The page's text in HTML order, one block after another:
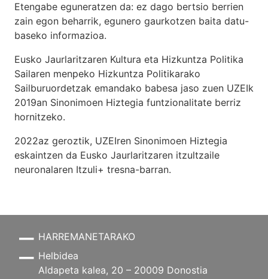
Etengabe eguneratzen da: ez dago bertsio berrien
zain egon beharrik, egunero gaurkotzen baita datu-
baseko informazioa.
Eusko Jaurlaritzaren Kultura eta Hizkuntza Politika
Sailaren menpeko Hizkuntza Politikarako
Sailburuordetzak emandako babesa jaso zuen UZEIk
2019an Sinonimoen Hiztegia funtzionalitate berriz
hornitzeko.
2022az geroztik, UZEIren Sinonimoen Hiztegia
eskaintzen da Eusko Jaurlaritzaren itzultzaile
neuronalaren Itzuli+ tresna-barran.
HARREMANETARAKO
Helbidea
Aldapeta kalea, 20 – 20009 Donostia